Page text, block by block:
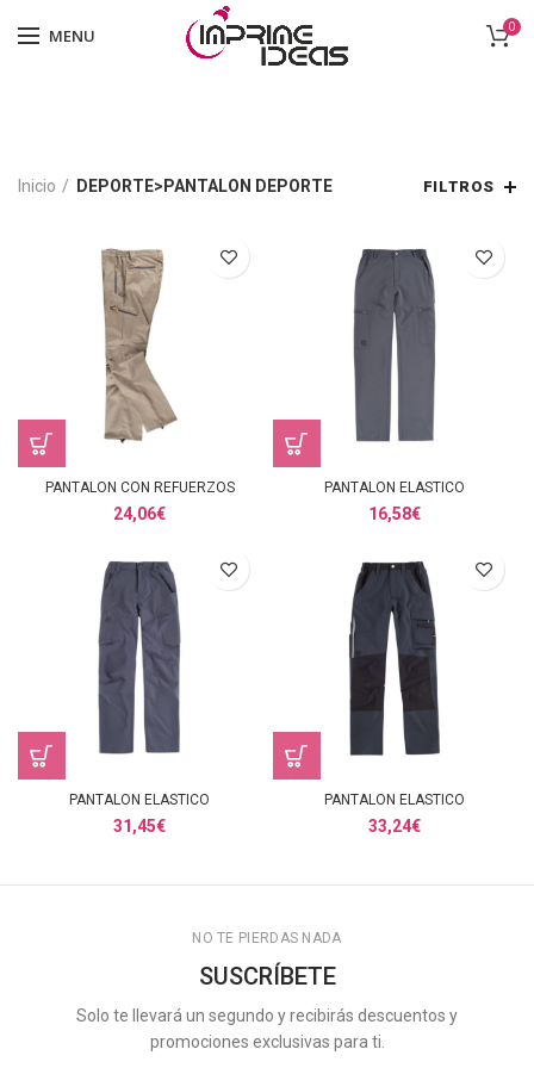
MENU 0
Inicio DEPORTE>PANTALON DEPORTE FILTROS
PANTALON CON REFUERZOS
24,06€
PANTALON ELASTICO
16,58€
PANTALON ELASTICO
31,45€
PANTALON ELASTICO
33,24€
NO TE PIERDAS NADA
SUSCRÍBETE
Solo te llevará un segundo y recibirás descuentos y
promociones exclusivas para ti.